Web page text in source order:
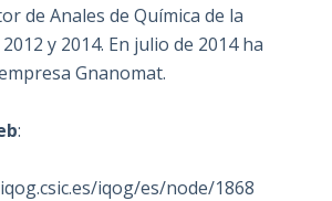
de Anales de Química de la
y 2014. En julio de 2014 ha
Gnanomat.
:
iqog/es/node/1868